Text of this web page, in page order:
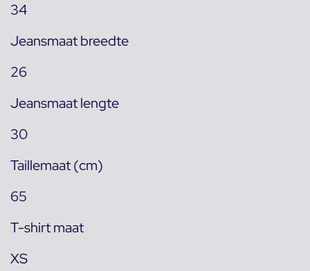
34
Jeansmaat breedte
26
Jeansmaat lengte
30
Taillemaat (cm)
65
T-shirt maat
XS